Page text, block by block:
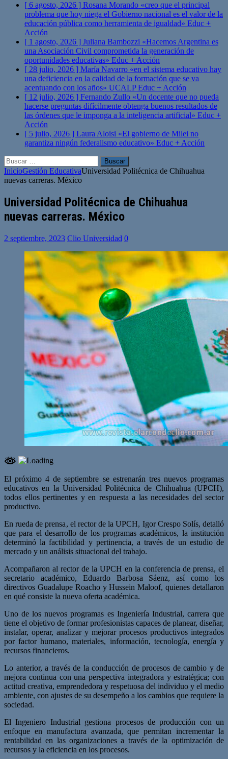
[ 6 agosto, 2026 ] Rosana Morando «creo que el principal
problema que hoy niega el Gobierno nacional es el valor de la
educación pública como herramienta de igualdad» Educ +
Acción
[ 1 agosto, 2026 ] Juliana Bambozzi «Hacemos Argentina es
una Asociación Civil comprometida la generación de
oportunidades educativas» Educ + Acción
[ 28 julio, 2026 ] María Navarro «en el sistema educativo hay
una deficiencia en la calidad de la formación que se va
acentuando con los años» UCALPEduc + Acción
[ 12 julio, 2026 ] Fernando Zullo «Un docente que no pueda
hacerse preguntas difícilmente obtenga buenos resultados de
las órdenes que le imponga a la inteligencia artificial» Educ +
Acción
[ 5 julio, 2026 ] Laura Aloisi «El gobierno de Milei no
garantiza ningún federalismo educativo» Educ + Acción
Buscar:
InicioGestión EducativaUniversidad Politécnica de Chihuahua
nuevas carreras. México
Universidad Politécnica de Chihuahua
nuevas carreras. México
2 septiembre, 2023 Clio Universidad 0
El próximo 4 de septiembre se estrenarán tres nuevos programas
educativos en la Universidad Politécnica de Chihuahua (UPCH),
todos ellos pertinentes y en respuesta a las necesidades del sector
productivo.
En rueda de prensa, el rector de la UPCH, Igor Crespo Solís, detalló
que para el desarrollo de los programas académicos, la institución
determinó la factibilidad y pertinencia, a través de un estudio de
mercado y un análisis situacional del trabajo.
Acompañaron al rector de la UPCH en la conferencia de prensa, el
secretario académico, Eduardo Barbosa Sáenz, así como los
directivos Guadalupe Roacho y Hussein Maloof, quienes detallaron
en qué consiste la nueva oferta académica.
Uno de los nuevos programas es Ingeniería Industrial, carrera que
tiene el objetivo de formar profesionistas capaces de planear, diseñar,
instalar, operar, analizar y mejorar procesos productivos integrados
por factor humano, materiales, información, tecnología, energía y
recursos financieros.
Lo anterior, a través de la conducción de procesos de cambio y de
mejora continua con una perspectiva integradora y estratégica; con
actitud creativa, emprendedora y respetuosa del individuo y el medio
ambiente, con ajustes de su desempeño a los cambios que requiere la
sociedad.
El Ingeniero Industrial gestiona procesos de producción con un
enfoque en manufactura avanzada, que permitan incrementar la
rentabilidad en las organizaciones a través de la optimización de
recursos y la eficiencia en los procesos.